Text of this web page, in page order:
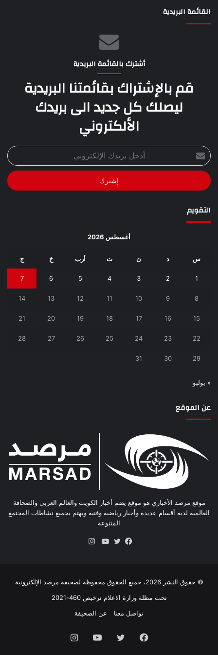
القائمة البريدية
أشترك بالقائمة البريدية
قم بالإشتراك بقائمتنا البريدية
ليصلك كل جديد الى بريدك
الألكتروني
أدخل
بريدك
الإلكتروني
التقويم
أغسطس 2026
س د ن ث أرب خ ج
1
2
3
4
5
6
7
8
9
10
11
12
13
14
15
16
17
18
19
20
21
22
23
24
25
26
27
28
29
30
31
« يوليو
عن الموقع
موقع مرصد الأخباري هو موقع يضم أخبار الكويت والعالم العربي والصحافة
العالمية لديه أقسام عديدة وأخبار رياضية وفنية ويهتم بجميع نشاطات المجتمع
المتنوعة
© حقوق النشر 2026، جميع الحقوق محفوظة لصحيفة مرصد الإلكترونية
تحت مظلة وزارة الاعلام ترخيص 460-2021
تواصل معنا
عن الصحيفة
فيسبوك تويتر يوتيوب